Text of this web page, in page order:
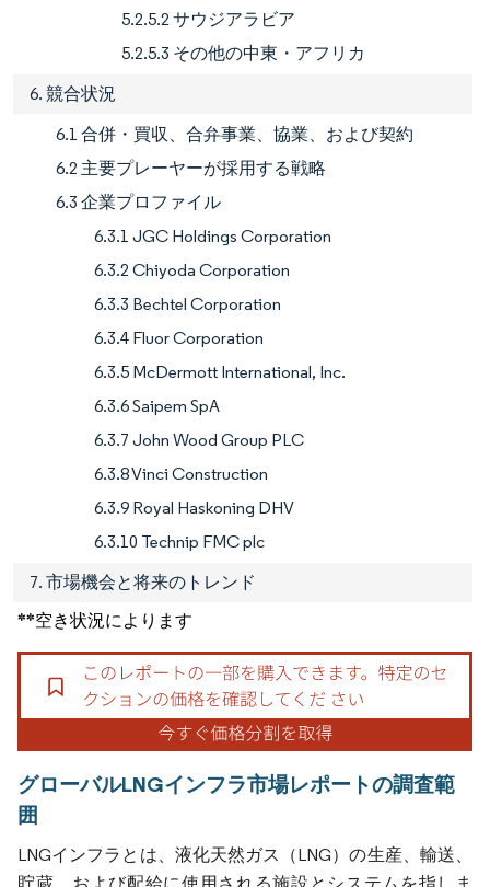
5.2.5.2 サウジアラビア
5.2.5.3 その他の中東・アフリカ
6. 競合状況
6.1 合併・買収、合弁事業、協業、および契約
6.2 主要プレーヤーが採用する戦略
6.3 企業プロファイル
6.3.1 JGC Holdings Corporation
6.3.2 Chiyoda Corporation
6.3.3 Bechtel Corporation
6.3.4 Fluor Corporation
6.3.5 McDermott International, Inc.
6.3.6 Saipem SpA
6.3.7 John Wood Group PLC
6.3.8 Vinci Construction
6.3.9 Royal Haskoning DHV
6.3.10 Technip FMC plc
7. 市場機会と将来のトレンド
**空き状況によります
グローバルLNGインフラ市場レポートの調査範
囲
LNGインフラとは、液化天然ガス（LNG）の生産、輸送、
貯蔵、および配給に使用される施設とシステムを指しま